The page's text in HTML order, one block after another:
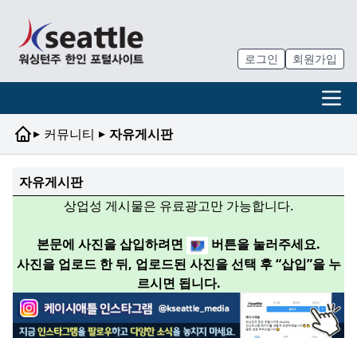
로그인 회원가입
▸ 커뮤니티 ▸ 자유게시판
자유게시판
상업성 게시물은 유료광고만 가능합니다.
본문에 사진을 삽입하려면
버튼을 눌러주세요.
사진을 업로드 한 뒤, 업로드된 사진을 선택 후 “삽입”을 누
르시면 됩니다.